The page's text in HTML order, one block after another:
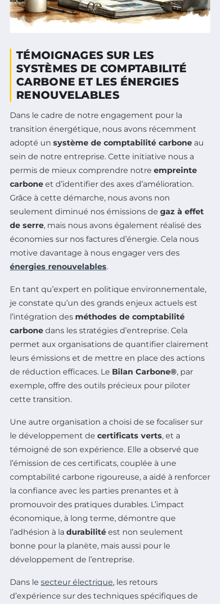
TÉMOIGNAGES SUR LES
SYSTÈMES DE COMPTABILITÉ
CARBONE ET LES ÉNERGIES
RENOUVELABLES
Dans le cadre de notre engagement pour la
transition énergétique, nous avons récemment
adopté un système de comptabilité carbone au
sein de notre entreprise. Cette initiative nous a
permis de mieux comprendre notre empreinte
carbone et d’identifier des axes d’amélioration.
Grâce à cette démarche, nous avons non
seulement diminué nos émissions de gaz à effet
de serre, mais nous avons également réalisé des
économies sur nos factures d’énergie. Cela nous
motive davantage à nous engager vers des
énergies renouvelables.
En tant qu’expert en politique environnementale,
je constate qu’un des grands enjeux actuels est
l’intégration des méthodes de comptabilité
carbone dans les stratégies d’entreprise. Cela
permet aux organisations de quantifier clairement
leurs émissions et de mettre en place des actions
de réduction efficaces. Le Bilan Carbone®, par
exemple, offre des outils précieux pour piloter
cette transition.
Une autre organisation a choisi de se focaliser sur
le développement de certificats verts, et a
témoigné de son expérience. Elle a observé que
l’émission de ces certificats, couplée à une
comptabilité carbone rigoureuse, a aidé à renforcer
la confiance avec les parties prenantes et à
promouvoir des pratiques durables. L’impact
économique, à long terme, démontre que
l’adhésion à la durabilité est non seulement
bonne pour la planète, mais aussi pour le
développement de l’entreprise.
Dans le secteur électrique, les retours
d’expérience sur des techniques spécifiques de